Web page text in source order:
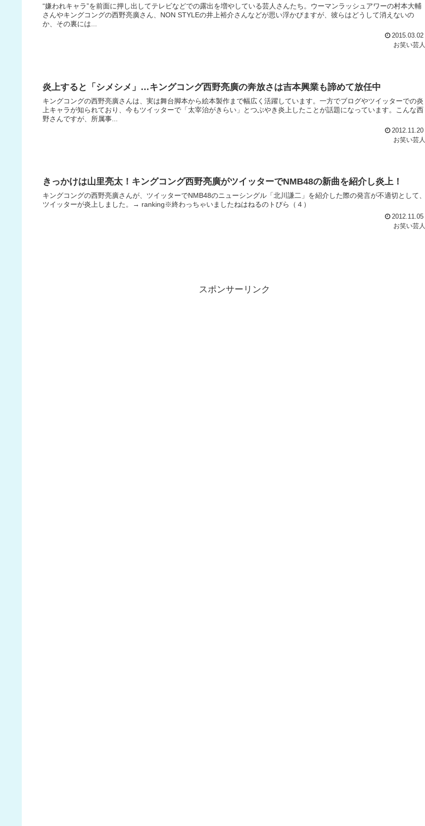
“嫌われキャラ”を前面に押し出してテレビなどでの露出を増やしている芸人さんたち。ウーマンラッシュアワーの村本大輔
さんやキングコングの西野亮廣さん、NON STYLEの井上裕介さんなどが思い浮かびますが、彼らはどうして消えないの
か、その裏には...
2015.03.02
お笑い芸人
炎上すると「シメシメ」…キングコング西野亮廣の奔放さは吉本興業も諦めて放任中
キングコングの西野亮廣さんは、実は舞台脚本から絵本製作まで幅広く活躍しています。一方でブログやツイッターでの炎
上キャラが知られており、今もツイッターで「太宰治がきらい」とつぶやき炎上したことが話題になっています。こんな西
野さんですが、所属事...
2012.11.20
お笑い芸人
きっかけは山里亮太！キングコング西野亮廣がツイッターでNMB48の新曲を紹介し炎上！
キングコングの西野亮廣さんが、ツイッターでNMB48のニューシングル「北川謙二」を紹介した際の発言が不適切として、
ツイッターが炎上しました。→ ranking※終わっちゃいましたねはねるのトびら（４）
2012.11.05
お笑い芸人
スポンサーリンク